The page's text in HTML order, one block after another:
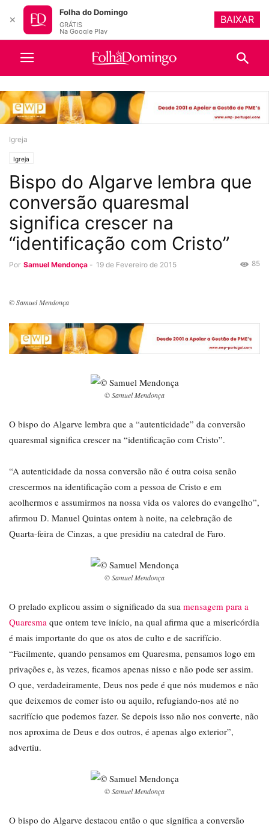
Igreja
Igreja
Bispo do Algarve lembra que
conversão quaresmal
significa crescer na
“identificação com Cristo”
Por Samuel Mendonça - 19 de Fevereiro de 2015 85
© Samuel Mendonça
© Samuel Mendonça
O bispo do Algarve lembra que a “autenticidade” da conversão
quaresmal significa crescer na “identificação com Cristo”.
“A autenticidade da nossa conversão não é outra coisa senão
crescermos na identificação com a pessoa de Cristo e em
acolhermos e assumirmos na nossa vida os valores do evangelho”,
afirmou D. Manuel Quintas ontem à noite, na celebração de
Quarta-feira de Cinzas, a que presidiu na catedral de Faro.
© Samuel Mendonça
O prelado explicou assim o significado da sua mensagem para a
Quaresma que ontem teve início, na qual afirma que a misericórdia
é mais importante do que os atos de culto e de sacrifício.
“Facilmente, quando pensamos em Quaresma, pensamos logo em
privações e, às vezes, ficamos apenas nisso e não pode ser assim.
O que, verdadeiramente, Deus nos pede é que nós mudemos e não
que deixemos de comer isto ou aquilo, refugiando-nos até no
sacrifício que podemos fazer. Se depois isso não nos converte, não
nos aproxima de Deus e dos outros, é apenas algo exterior”,
advertiu.
© Samuel Mendonça
O bispo do Algarve destacou então o que significa a conversão
✕
Folha do Domingo
GRÁTIS
Na Google Play
BAIXAR